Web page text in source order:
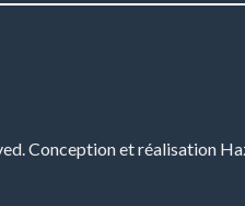
Conception et réalisation